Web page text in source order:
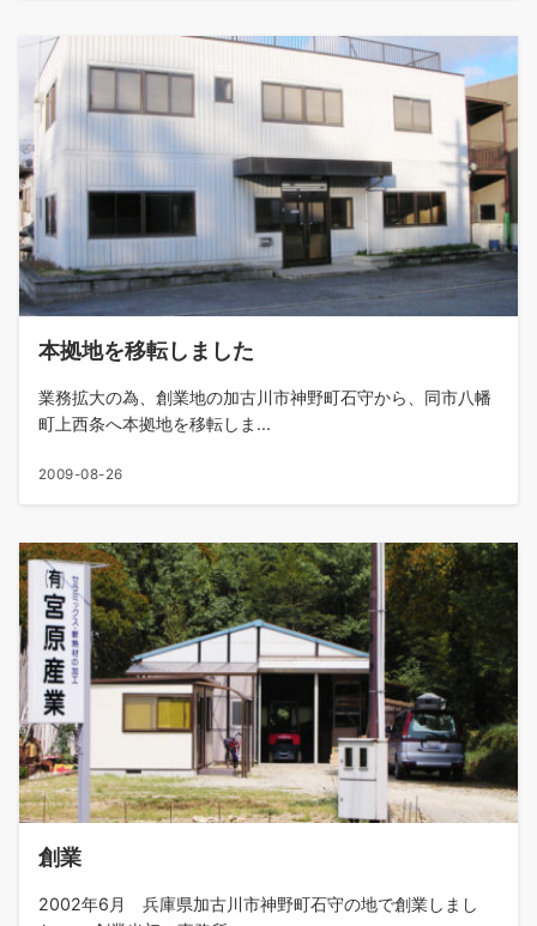
本拠地を移転しました
業務拡大の為、創業地の加古川市神野町石守から、同市八幡
町上西条へ本拠地を移転しま...
2009-08-26
創業
2002年6月 兵庫県加古川市神野町石守の地で創業しまし